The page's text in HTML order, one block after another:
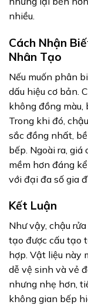
nhiều.
Cách Nhận
Nhân Tạo
Nếu muốn phân
dấu hiệu cơ bản.
không đồng màu,
Trong khi đó,
sắc đồng nhất,
bếp. Ngoài ra,
mềm hơn đáng
với đại đa số gia
Kết Luận
Như vậy, chậu
tạo được cấu tạo
hợp. Vật liệu này
dễ vệ sinh và vẻ
nhưng nhẹ hơn,
không gian bếp